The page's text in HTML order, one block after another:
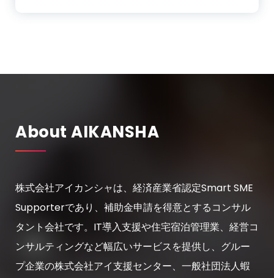
About AIKANSHA
株式会社アイカンシャは、経済産業省認定Smart SME
Supporterであり、補助金申請を得意とするコンサル
タント会社です。IT導入支援や住宅宿泊管理業、経営コ
ンサルティングなど幅広いサービスを提供し、グルー
プ企業の株式会社アイ支援センター、一般社団法人蝦